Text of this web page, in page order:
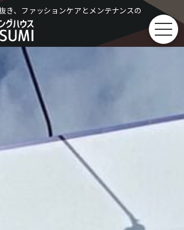
き、ファッションケアとメンテナンスの